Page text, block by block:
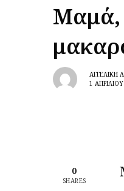
Μαμά,
ΑΓΓΕΛΙΚΉ
1
0
SHARES